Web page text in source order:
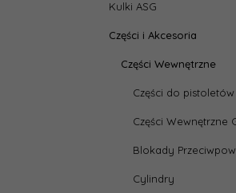
Kulki ASG
Części i Akcesoria
Części Wewnętrzne
Części do pistoletów
Części Wewnętrzne
Blokady
Cylindry